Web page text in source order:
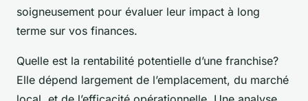
soigneusement pour évaluer leur impact à long
terme sur vos finances.
Quelle est la rentabilité potentielle d’une franchise?
Elle dépend largement de l’emplacement, du marché